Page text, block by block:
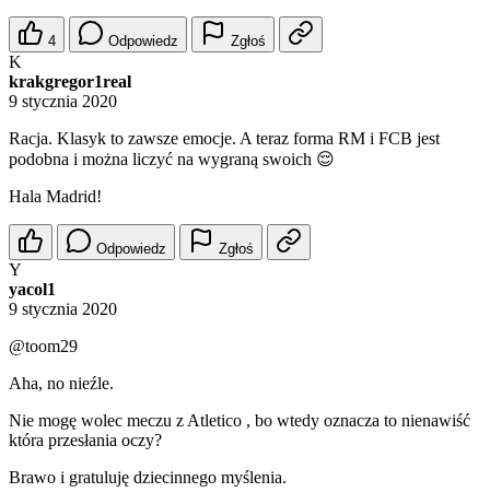
4 Odpowiedz Zgłoś
K
krakgregor1real
9 stycznia 2020
Racja. Klasyk to zawsze emocje. A teraz forma RM i FCB jest
podobna i można liczyć na wygraną swoich 😌
Hala Madrid!
Odpowiedz Zgłoś
Y
yacol1
9 stycznia 2020
@toom29
Aha, no nieźle.
Nie mogę wolec meczu z Atletico , bo wtedy oznacza to nienawiść
która przesłania oczy?
Brawo i gratuluję dziecinnego myślenia.